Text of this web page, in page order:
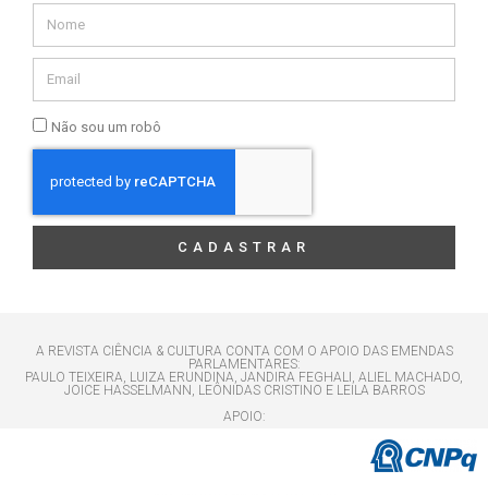
Não sou um robô
CADASTRAR
A REVISTA CIÊNCIA & CULTURA CONTA COM O APOIO DAS EMENDAS
PARLAMENTARES:
PAULO TEIXEIRA, LUIZA ERUNDINA, JANDIRA FEGHALI, ALIEL MACHADO,
JOICE HASSELMANN, LEÔNIDAS CRISTINO E LEILA BARROS
APOIO: